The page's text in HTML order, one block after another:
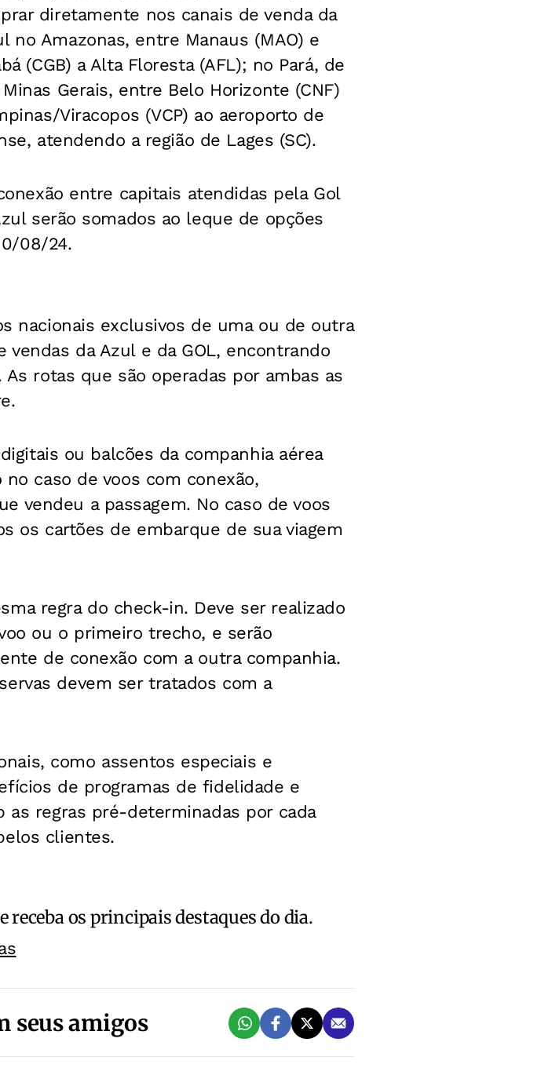
diretamente nos canais de venda da
no Amazonas, entre Manaus (MAO) e
(CGB) a Alta Floresta (AFL); no Pará, de
Gerais, entre Belo Horizonte (CNF)
Viracopos (VCP) ao aeroporto de
atendendo a região de Lages (SC).
entre capitais atendidas pela Gol
serão somados ao leque de opções
08/24.
nacionais exclusivos de uma ou de outra
da Azul e da GOL, encontrando
rotas que são operadas por ambas as
ou balcões da companhia aérea
caso de voos com conexão,
vendeu a passagem. No caso de voos
os cartões de embarque de sua viagem
regra do check-in. Deve ser realizado
ou o primeiro trecho, e serão
de conexão com a outra companhia.
devem ser tratados com a
como assentos especiais e
de programas de fidelidade e
regras pré-determinadas por cada
clientes.
receba os principais destaques do dia.
seus amigos